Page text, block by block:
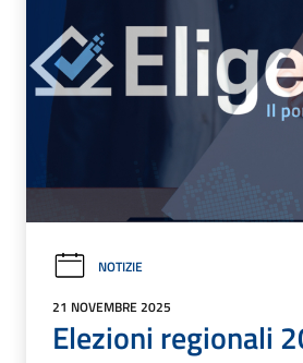
NOTIZIE
21 NOVEMBRE 2025
Elezioni regionali